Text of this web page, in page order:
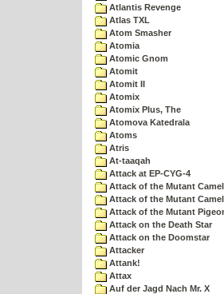
Atlantis Revenge
Atlas TXL
Atom Smasher
Atomia
Atomic Gnom
Atomit
Atomit II
Atomix
Atomix Plus, The
Atomova Katedrala
Atoms
Atris
At-taaqah
Attack at EP-CYG-4
Attack of the Mutant
Attack of the Mutant
Attack of the Mutant
Attack on the Death Star
Attack on the Doomstar
Attacker
Attank!
Attax
Auf der Jagd Nach Mr. X